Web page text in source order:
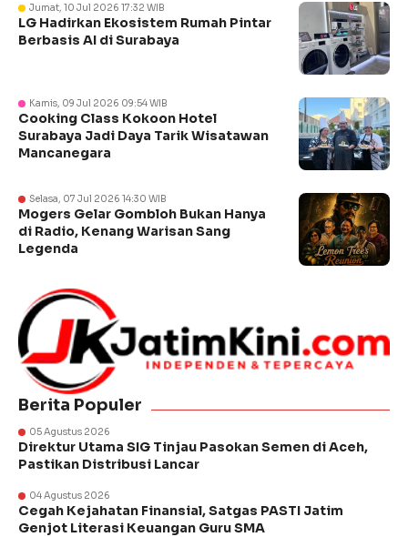
Jumat, 10 Jul 2026 17:32 WIB
LG Hadirkan Ekosistem Rumah Pintar
Berbasis AI di Surabaya
Kamis, 09 Jul 2026 09:54 WIB
Cooking Class Kokoon Hotel
Surabaya Jadi Daya Tarik Wisatawan
Mancanegara
Selasa, 07 Jul 2026 14:30 WIB
Mogers Gelar Gombloh Bukan Hanya
di Radio, Kenang Warisan Sang
Legenda
Berita Populer
05 Agustus 2026
Direktur Utama SIG Tinjau Pasokan Semen di Aceh,
Pastikan Distribusi Lancar
04 Agustus 2026
Cegah Kejahatan Finansial, Satgas PASTI Jatim
Genjot Literasi Keuangan Guru SMA